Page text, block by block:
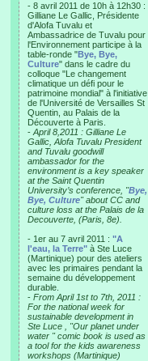
- 8 avril 2011 de 10h à 12h30 :
Gilliane Le Gallic, Présidente
d'Alofa Tuvalu et
Ambassadrice de Tuvalu pour
l'Environnement participe à la
table-ronde "Bye, Bye,
Culture" dans le cadre du
colloque "Le changement
climatique un défi pour le
patrimoine mondial" à l'initiative
de l'Université de Versailles St
Quentin, au Palais de la
Découverte à Paris.
- April 8,2011 : Gilliane Le
Gallic, Alofa Tuvalu President
and Tuvalu goodwill
ambassador for the
environment is a key speaker
at the Saint Quentin
University’s conference, "Bye,
Bye, Culture" about CC and
culture loss at the Palais de la
Decouverte, (Paris, 8e).
- 1er au 7 avril 2011 : "A
l'eau, la Terre" à Ste Luce
(Martinique) pour des ateliers
avec les primaires pendant la
semaine du développement
durable.
- From April 1st to 7th, 2011 :
For the national week for
sustainable development in
Ste Luce , "Our planet under
water " comic book is used as
a tool for the kids awareness
workshops (Martinique)